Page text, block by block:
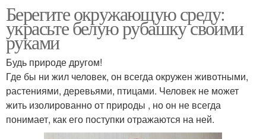
Берегите окружающую среду:
украсьте белую рубашку своими
руками
Будь природе другом!
Где бы ни жил человек, он всегда окружен животными,
растениями, деревьями, птицами. Человек не может
жить изолированно от природы , но он не всегда
понимает, как его поступки отражаются на ней.